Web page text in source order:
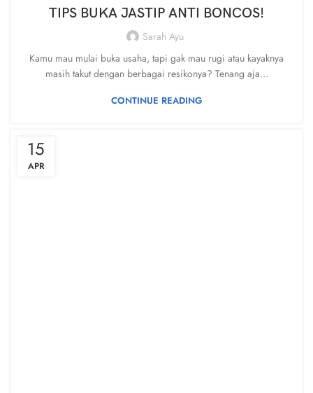
TIPS BUKA JASTIP ANTI BONCOS!
Sarah Ayu
Kamu mau mulai buka usaha, tapi gak mau rugi atau kayaknya
masih takut dengan berbagai resikonya? Tenang aja...
CONTINUE READING
15
APR